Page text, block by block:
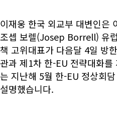
이재웅 한국 외교부 대변인은
조셉 보렐(Josep Borrell) 유
책 고위대표가 다음달 4일 방
관과 제1차 한-EU 전략대화를
는 지난해 5월 한-EU 정상회
설명했습니다.